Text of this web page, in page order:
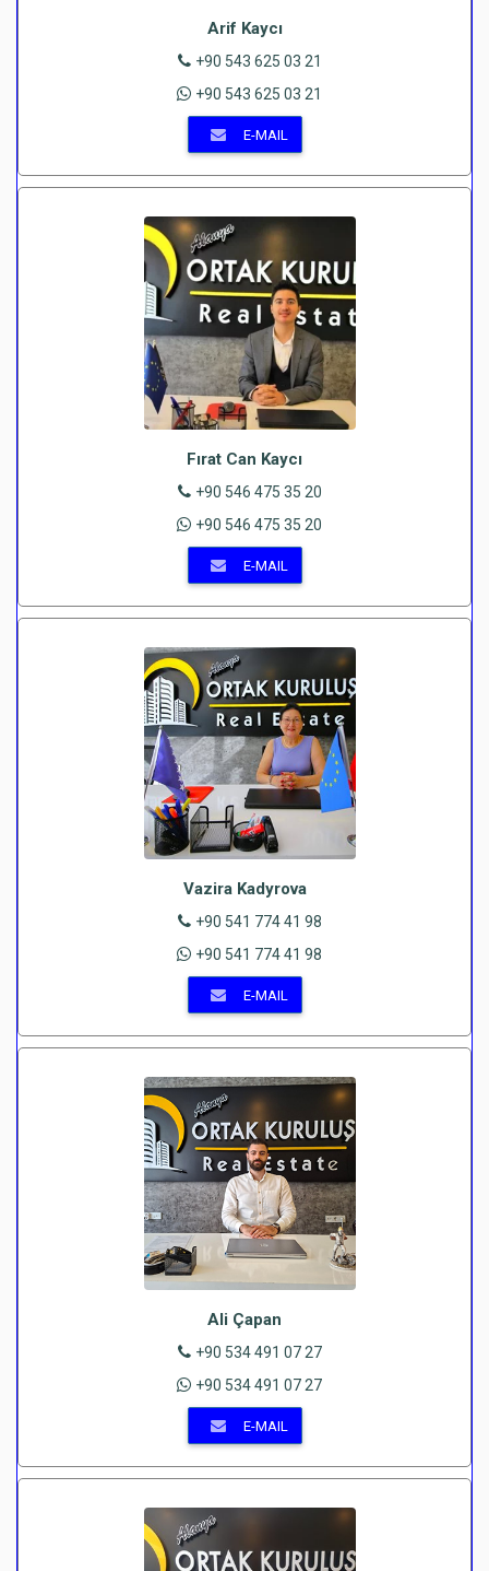
Arif Kaycı
+90 543 625 03 21
+90 543 625 03 21
E-MAIL
Fırat Can Kaycı
+90 546 475 35 20
+90 546 475 35 20
E-MAIL
Vazira Kadyrova
+90 541 774 41 98
+90 541 774 41 98
E-MAIL
Ali Çapan
+90 534 491 07 27
+90 534 491 07 27
E-MAIL